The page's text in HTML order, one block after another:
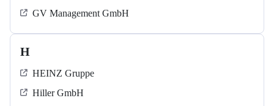
GV Management GmbH
H
HEINZ Gruppe
Hiller GmbH